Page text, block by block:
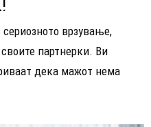
врзување,
партнерки. Ви
дека мажот нема